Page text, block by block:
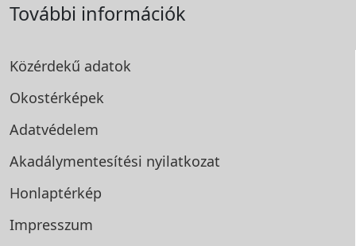
További információk
Közérdekű adatok
Okostérképek
Adatvédelem
Akadálymentesítési nyilatkozat
Honlaptérkép
Impresszum